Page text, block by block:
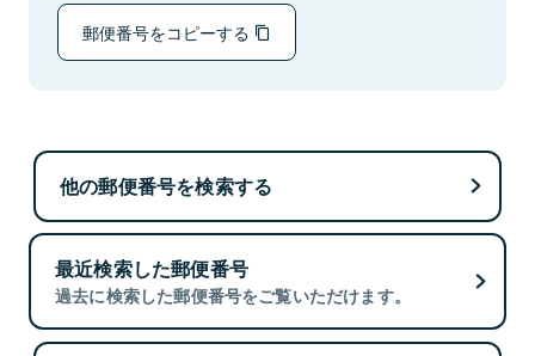
郵便番号をコピーする
他の郵便番号を検索する
最近検索した郵便番号
過去に検索した郵便番号をご覧いただけます。